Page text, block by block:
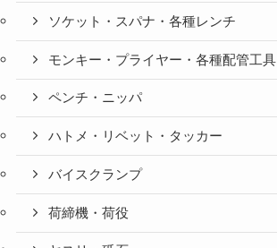
ソケット・スパナ・各種レンチ
モンキー・プライヤー・各種配管工具
ペンチ・ニッパ
ハトメ・リベット・タッカー
バイスクランプ
荷締機・荷役